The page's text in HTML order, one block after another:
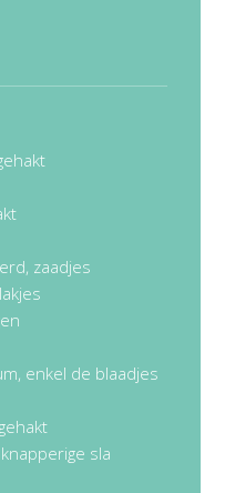
zaadjes
enkel de blaadjes
sla